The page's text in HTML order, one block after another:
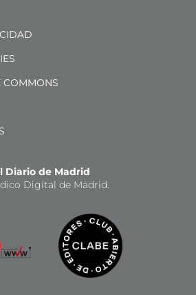
COMMONS
Diario de Madrid
Digital de Madrid.